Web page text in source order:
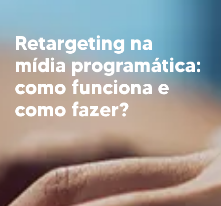
Retargeting na
mídia programática:
como funciona e
como fazer?